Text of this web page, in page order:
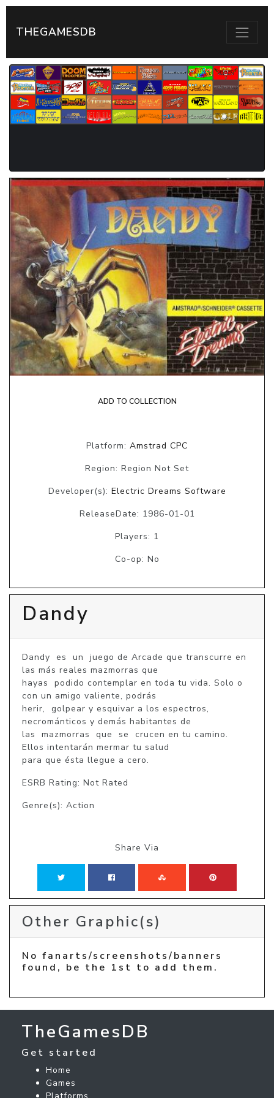
THEGAMESDB
ADD TO COLLECTION
Platform: Amstrad CPC
Region: Region Not Set
Developer(s): Electric Dreams Software
ReleaseDate: 1986-01-01
Players: 1
Co-op: No
Dandy
Dandy  es  un  juego de Arcade que transcurre en
las más reales mazmorras que
hayas  podido contemplar en toda tu vida. Solo o
con un amigo valiente, podrás
herir,  golpear y esquivar a los espectros,
necrománticos y demás habitantes de
las  mazmorras  que  se  crucen en tu camino.
Ellos intentarán mermar tu salud
para que ésta llegue a cero.
ESRB Rating: Not Rated
Genre(s): Action
Share Via
Other Graphic(s)
No fanarts/screenshots/banners
found, be the 1st to add them.
TheGamesDB
Get started
Home
Games